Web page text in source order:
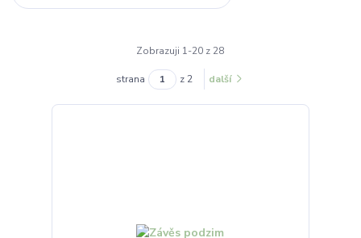
Zobrazuji 1-20 z 28
strana z 2 další